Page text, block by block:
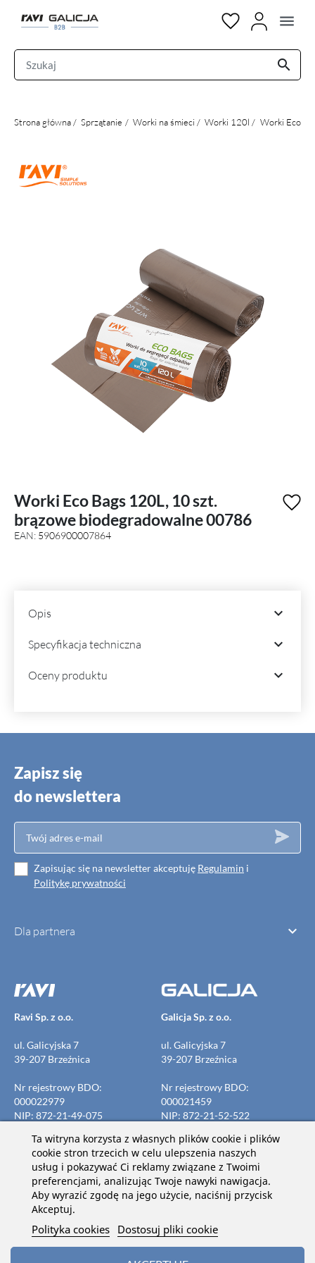
menu
search
Strona główna Sprzątanie Worki na śmieci Worki 120l Worki Eco
Worki Eco Bags 120L, 10 szt.
brązowe biodegradowalne 00786
EAN: 5906900007864
Opis 
Specyfikacja techniczna 
Oceny produktu 
Zapisz się
do newslettera
Zapisując się na newsletter akceptuję Regulamin i
Politykę prywatności
Dla partnera 
Ta witryna korzysta z własnych plików cookie i plików
cookie stron trzecich w celu ulepszenia naszych
usług i pokazywać Ci reklamy związane z Twoimi
preferencjami, analizując Twoje nawyki nawigacja.
Aby wyrazić zgodę na jego użycie, naciśnij przycisk
Akceptuj.
Polityka cookies Dostosuj pliki cookie
Ravi Sp. z o.o.
ul. Galicyjska 7
39-207 Brzeźnica
Nr rejestrowy BDO:
000022979
NIP: 872-21-49-075
KRS: 0000134835
Galicja Sp. z o.o.
ul. Galicyjska 7
39-207 Brzeźnica
Nr rejestrowy BDO:
000021459
NIP: 872-21-52-522
KRS: 0000134836
Dołącz do nas na: